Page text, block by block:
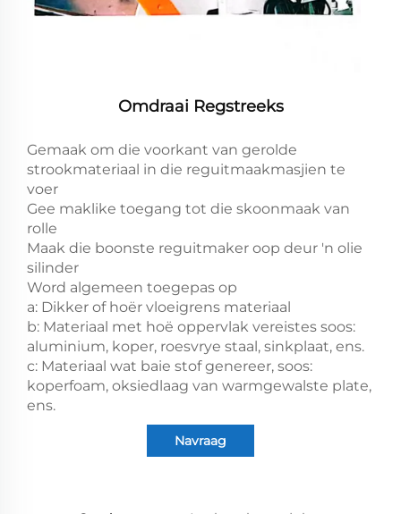
Omdraai Regstreeks
Gemaak om die voorkant van gerolde
strookmateriaal in die reguitmaakmasjien te
voer
Gee maklike toegang tot die skoonmaak van
rolle
Maak die boonste reguitmaker oop deur 'n olie
silinder
Word algemeen toegepas op
a: Dikker of hoër vloeigrens materiaal
b: Materiaal met hoë oppervlak vereistes soos:
aluminium, koper, roesvrye staal, sinkplaat, ens.
c: Materiaal wat baie stof genereer, soos:
koperfoam, oksiedlaag van warmgewalste plate,
ens.
Navraag